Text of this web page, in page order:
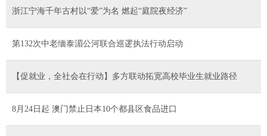
浙江宁海千年古村以“爱”为名 燃起“庭院夜经济”
第132次中老缅泰湄公河联合巡逻执法行动启动
【促就业，全社会在行动】多方联动拓宽高校毕业生就业路径
8月24日起 澳门禁止日本10个都县区食品进口